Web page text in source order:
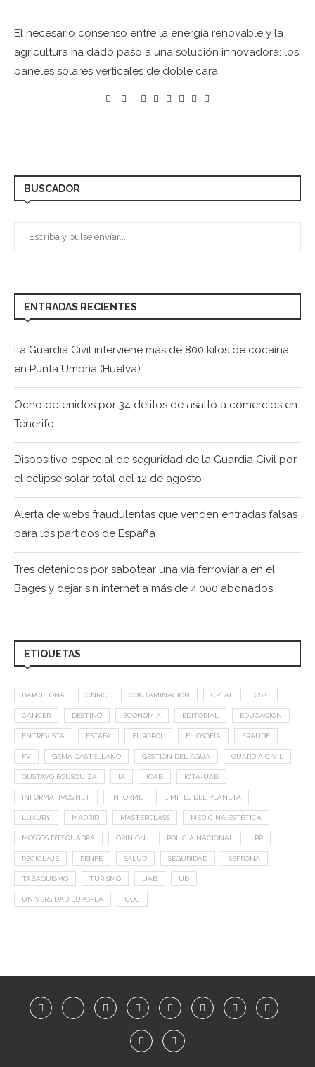
El necesario consenso entre la energía renovable y la
agricultura ha dado paso a una solución innovadora: los
paneles solares verticales de doble cara.
BUSCADOR
ENTRADAS RECIENTES
La Guardia Civil interviene más de 800 kilos de cocaína
en Punta Umbría (Huelva)
Ocho detenidos por 34 delitos de asalto a comercios en
Tenerife
Dispositivo especial de seguridad de la Guardia Civil por
el eclipse solar total del 12 de agosto
Alerta de webs fraudulentas que venden entradas falsas
para los partidos de España
Tres detenidos por sabotear una vía ferroviaria en el
Bages y dejar sin internet a más de 4.000 abonados
ETIQUETAS
BARCELONA CNMC CONTAMINACIÓN CREAF CSIC
CÁNCER DESTINO ECONOMÍA EDITORIAL EDUCACIÓN
ENTREVISTA ESTAFA EUROPOL FILOSOFÍA FRAUDE
FV GEMA CASTELLANO GESTION DEL AGUA GUARDIA CIVIL
GUSTAVO EGUSQUIZA IA ICAB ICTA-UAB
INFORMATIVOS.NET INFORME LIMITES DEL PLANETA
LUXURY MADRID MASTERCLASS MEDICINA ESTÉTICA
MOSSOS D'ESQUADRA OPINIÓN POLICÍA NACIONAL PP
RECICLAJE RENFE SALUD SEGURIDAD SEPRONA
TABAQUISMO TURISMO UAB UB
UNIVERSIDAD EUROPEA UOC